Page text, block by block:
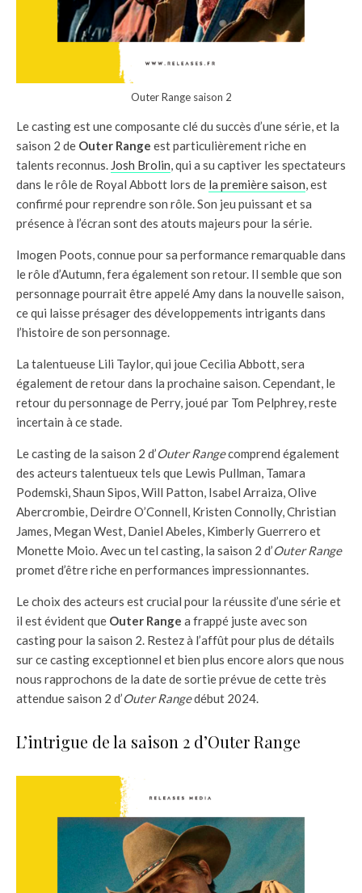
Outer Range saison 2
Le casting est une composante clé du succès d’une série, et la
saison 2 de Outer Range est particulièrement riche en
talents reconnus. Josh Brolin, qui a su captiver les spectateurs
dans le rôle de Royal Abbott lors de la première saison, est
confirmé pour reprendre son rôle. Son jeu puissant et sa
présence à l’écran sont des atouts majeurs pour la série.
Imogen Poots, connue pour sa performance remarquable dans
le rôle d’Autumn, fera également son retour. Il semble que son
personnage pourrait être appelé Amy dans la nouvelle saison,
ce qui laisse présager des développements intrigants dans
l’histoire de son personnage.
La talentueuse Lili Taylor, qui joue Cecilia Abbott, sera
également de retour dans la prochaine saison. Cependant, le
retour du personnage de Perry, joué par Tom Pelphrey, reste
incertain à ce stade.
Le casting de la saison 2 d’Outer Rangecomprend également
des acteurs talentueux tels que Lewis Pullman, Tamara
Podemski, Shaun Sipos, Will Patton, Isabel Arraiza, Olive
Abercrombie, Deirdre O’Connell, Kristen Connolly, Christian
James, Megan West, Daniel Abeles, Kimberly Guerrero et
Monette Moio. Avec un tel casting, la saison 2 d’Outer Range
promet d’être riche en performances impressionnantes.
Le choix des acteurs est crucial pour la réussite d’une série et
il est évident que Outer Range a frappé juste avec son
casting pour la saison 2. Restez à l’affût pour plus de détails
sur ce casting exceptionnel et bien plus encore alors que nous
nous rapprochons de la date de sortie prévue de cette très
attendue saison 2 d’Outer Rangedébut 2024.
L’intrigue de la saison 2 d’Outer Range